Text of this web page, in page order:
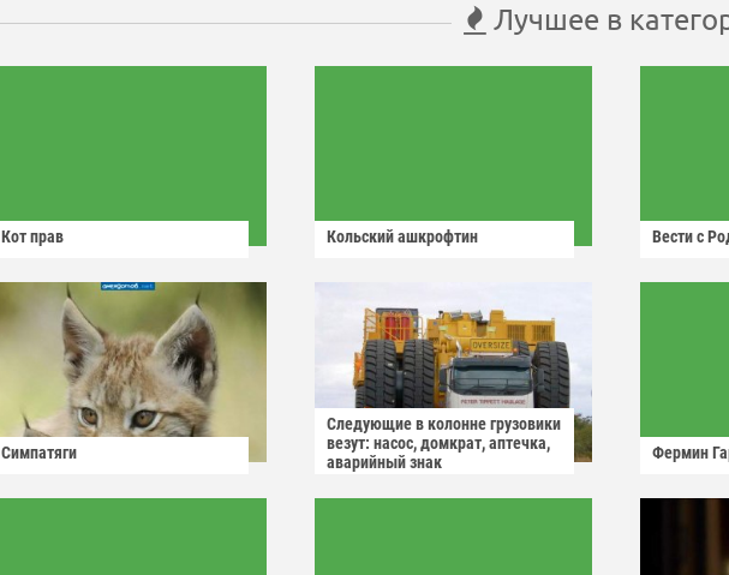
Лучшее в
Кот прав Кольский ашкрофтин Вести с
Симпатяги
Следующие в колонне грузовики
везут: насос, домкрат, аптечка,
аварийный знак
Фермин